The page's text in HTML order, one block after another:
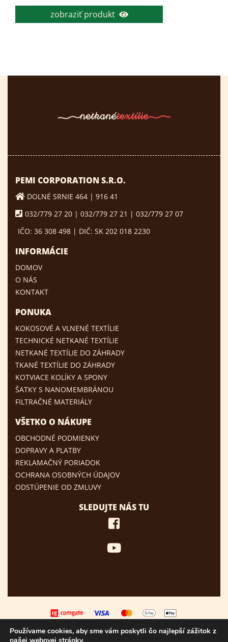
zobraziť produkt
PEMI CORPORATION S.R.O.
DOLNÉ SRNIE 464 | 916 41
032/779 27 20 | 032/779 27 21 | 032/779 27 07
IČO: 36 308 498 | DIČ: SK 202 018 2230
INFORMÁCIE
DOMOV
O NÁS
KONTAKT
PONUKA
KOKOSOVÉ A VLNENÉ TEXTÍLIE
TECHNICKÉ NETKANÉ TEXTÍLIE
NETKANÉ TEXTÍLIE DO ZÁHRADY
TKANÉ TEXTÍLIE DO ZÁHRADY
KOTVIACE KOLÍKY A SPONY
ŠATKY S NANOMEMBRÁNOU
FILTRAČNÉ MATERIÁLY
VŠETKO O NÁKUPE
OBCHODNÉ PODMIENKY
DOPRAVY A PLATBY
REKLAMAČNÝ PORIADOK
OCHRANA OSOBNÝCH ÚDAJOV
ODSTÚPENIE OD ZMLUVY
SLEDUJTE NÁS TU
Používame cookies, aby sme vám poskytli čo najlepší zážitok z